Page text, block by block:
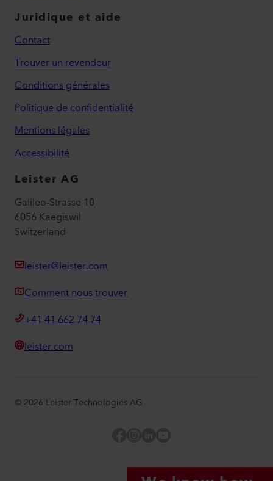
Juridique et aide
Contact
Trouver un revendeur
Conditions générales
Politique de confidentialité
Mentions légales
Accessibilité
Leister AG
Galileo-Strasse 10
6056 Kaegiswil
Switzerland
leister@leister.com
Comment nous trouver
+41 41 662 74 74
leister.com
© 2026 Leister Technologies AG